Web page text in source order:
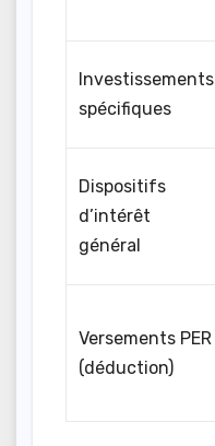
Investissements
spécifiques
Dispositifs
d’intérêt
général
Versements PER
(déduction)